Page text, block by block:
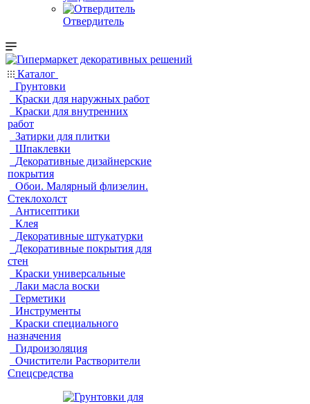
Отвердитель
Каталог
Грунтовки
Краски для наружных работ
Краски для внутренних
работ
Затирки для плитки
Шпаклевки
Декоративные дизайнерские
покрытия
Обои. Малярный флизелин.
Стеклохолст
Антисептики
Клея
Декоративные штукатурки
Декоративные покрытия для
стен
Краски универсальные
Лаки масла воски
Герметики
Инструменты
Краски специального
назначения
Гидроизоляция
Очистители Растворители
Спецсредства